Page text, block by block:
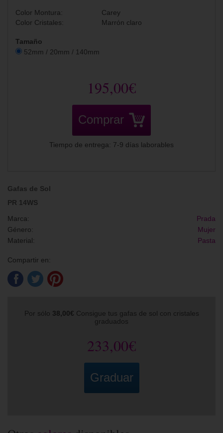
Color Montura:
Carey
Color Cristales:
Marrón claro
Tamaño
52mm / 20mm / 140mm
195,00€
Comprar
Tiempo de entrega: 7-9 días laborables
Gafas de Sol
PR 14WS
Marca:
Prada
Género:
Mujer
Material:
Pasta
Compartir en:
Por sólo 38,00€ Consigue tus gafas de sol con cristales
graduados
233,00€
Graduar